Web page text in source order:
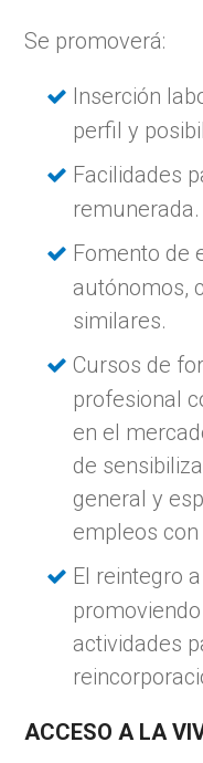
Se promoverá:
Inserción
perfil y
Facilidades
remunerada.
Fomento de
autónomos,
similares.
Cursos de
profesional
en el
de
general y
empleos
El reintegro
actividades
ACCESO A LA